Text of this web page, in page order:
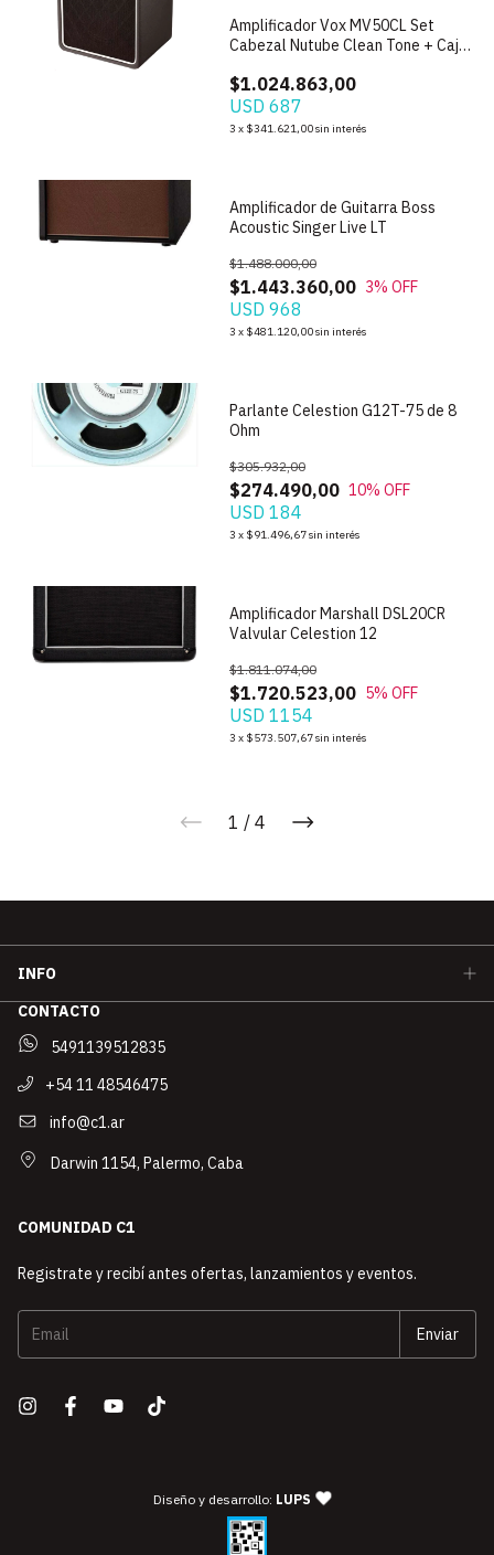
Amplificador Vox MV50CL Set
Cabezal Nutube Clean Tone + Caja
$1.024.863,00
USD 687
3 x $341.621,00sin interés
Amplificador de Guitarra Boss
Acoustic Singer Live LT
$1.443.360,00
$1.488.000,00
3% OFF
USD 968
3 x $481.120,00sin interés
Parlante Celestion G12T-75 de 8
Ohm
$274.490,00
$305.932,00
10% OFF
USD 184
3 x $91.496,67sin interés
Amplificador Marshall DSL20CR
Valvular Celestion 12
$1.720.523,00
$1.811.074,00
5% OFF
USD 1154
3 x $573.507,67sin interés
1 / 4
INFO
CONTACTO
5491139512835
+54 11 48546475
info@c1.ar
Darwin 1154, Palermo, Caba
COMUNIDAD C1
Registrate y recibí antes ofertas, lanzamientos y eventos.
Diseño y desarrollo: LUPS — agencia de diseño y